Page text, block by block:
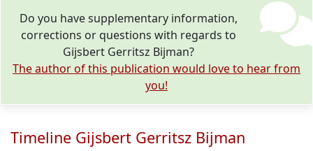
Do you have supplementary information,
corrections or questions with regards to
Gijsbert Gerritsz Bijman?
The author of this publication would love to hear from
you!
Timeline Gijsbert Gerritsz Bijman